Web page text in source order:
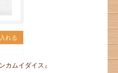
れる
カムイダイス』